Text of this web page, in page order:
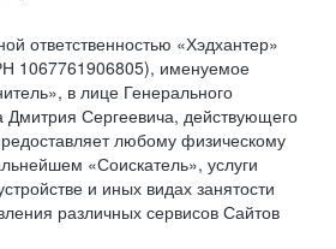
ответственностью «Хэдхантер»
1067761906805), именуемое
в лице Генерального
Дмитрия Сергеевича, действующего
любому физическому
«Соискатель», услуги
и иных видах занятости
различных сервисов Сайтов